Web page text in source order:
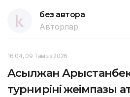
без автора
Авторлар
16:04, 09 Тамыз 2026
Асылжан
турнирінің жеңімпазы